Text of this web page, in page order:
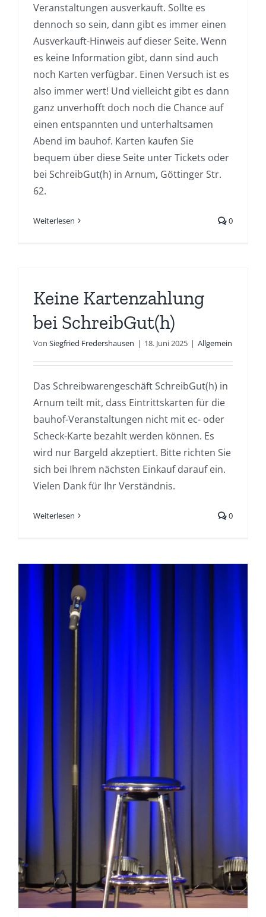
Veranstaltungen ausverkauft. Sollte es
dennoch so sein, dann gibt es immer einen
Ausverkauft-Hinweis auf dieser Seite. Wenn
es keine Information gibt, dann sind auch
noch Karten verfügbar. Einen Versuch ist es
also immer wert! Und vielleicht gibt es dann
ganz unverhofft doch noch die Chance auf
einen entspannten und unterhaltsamen
Abend im bauhof. Karten kaufen Sie
bequem über diese Seite unter Tickets oder
bei SchreibGut(h) in Arnum, Göttinger Str.
62.
Weiterlesen 0
Keine Kartenzahlung
bei SchreibGut(h)
Von Siegfried Fredershausen | 18. Juni 2025 | Allgemein
Das Schreibwarengeschäft SchreibGut(h) in
Arnum teilt mit, dass Eintrittskarten für die
bauhof-Veranstaltungen nicht mit ec- oder
Scheck-Karte bezahlt werden können. Es
wird nur Bargeld akzeptiert. Bitte richten Sie
sich bei Ihrem nächsten Einkauf darauf ein.
Vielen Dank für Ihr Verständnis.
Weiterlesen 0